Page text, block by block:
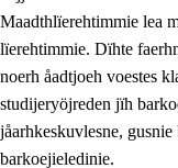
Maadthlïerehtimmie lea
lïerehtimmie. Dïhte
noerh åadtjoeh voestes
studijeryöjreden jïh
jåarhkeskuvlesne,
barkoejieledinie.